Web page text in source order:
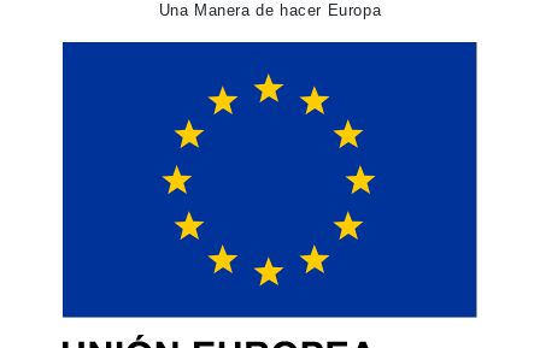
Una Manera de hacer Europa